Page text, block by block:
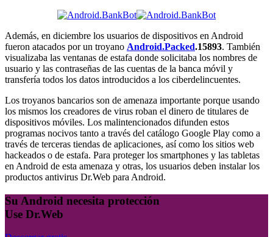
Además, en diciembre los usuarios de dispositivos en Android
fueron atacados por un troyano Android.Packed.15893. También
visualizaba las ventanas de estafa donde solicitaba los nombres de
usuario y las contraseñas de las cuentas de la banca móvil y
transfería todos los datos introducidos a los ciberdelincuentes.
Los troyanos bancarios son de amenaza importante porque usando
los mismos los creadores de virus roban el dinero de titulares de
dispositivos móviles. Los malintencionados difunden estos
programas nocivos tanto a través del catálogo Google Play como a
través de terceras tiendas de aplicaciones, así como los sitios web
hackeados o de estafa. Para proteger los smartphones y las tabletas
en Android de esta amenaza y otras, los usuarios deben instalar los
productos antivirus Dr.Web para Android.
Su Android necesita protección
Use Dr.Web